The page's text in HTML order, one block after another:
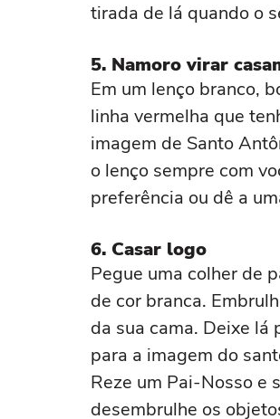
tirada de lá quando o
5. Namoro virar
Em um lenço branco,
linha vermelha que
imagem de Santo
o lenço sempre com
preferência ou dê a
6. Casar logo
Pegue uma colher de
de cor branca.
da sua cama. Deixe lá
para a imagem do
Reze um Pai-Nosso e
desembrulhe os